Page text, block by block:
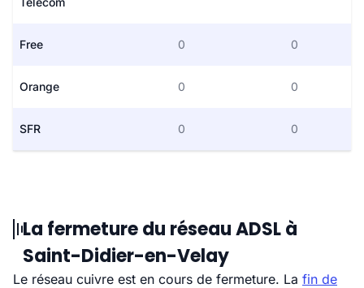
Free 0 0
Orange 0 0
SFR 0 0
La fermeture du réseau ADSL à
Saint-Didier-en-Velay
Le réseau cuivre est en cours de fermeture. La fin de